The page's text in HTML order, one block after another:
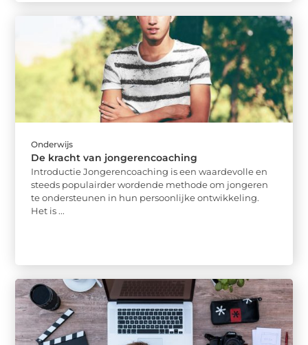
Onderwijs
De kracht van jongerencoaching
Introductie Jongerencoaching is een waardevolle en
steeds populairder wordende methode om jongeren
te ondersteunen in hun persoonlijke ontwikkeling.
Het is ...